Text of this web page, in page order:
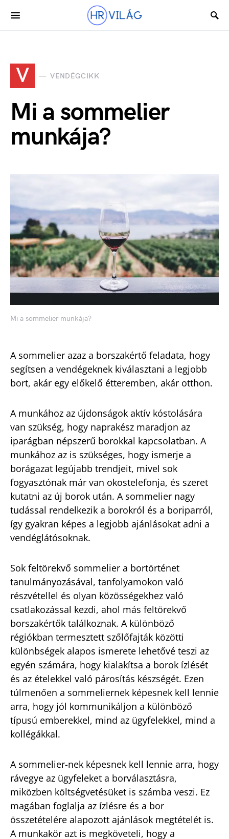
V VENDÉGCIKK
Mi a sommelier
munkája?
Mi a sommelier munkája?
A sommelier azaz a borszakértő feladata, hogy
segítsen a vendégeknek kiválasztani a legjobb
bort, akár egy előkelő étteremben, akár otthon.
A munkához az újdonságok aktív kóstolására
van szükség, hogy naprakész maradjon az
iparágban népszerű borokkal kapcsolatban. A
munkához az is szükséges, hogy ismerje a
borágazat legújabb trendjeit, mivel sok
fogyasztónak már van okostelefonja, és szeret
kutatni az új borok után. A sommelier nagy
tudással rendelkezik a borokról és a boriparról,
így gyakran képes a legjobb ajánlásokat adni a
vendéglátósoknak.
Sok feltörekvő sommelier a bortörténet
tanulmányozásával, tanfolyamokon való
részvétellel és olyan közösségekhez való
csatlakozással kezdi, ahol más feltörekvő
borszakértők találkoznak. A különböző
régiókban termesztett szőlőfajták közötti
különbségek alapos ismerete lehetővé teszi az
egyén számára, hogy kialakítsa a borok ízlését
és az ételekkel való párosítás készségét. Ezen
túlmenően a sommeliernek képesnek kell lennie
arra, hogy jól kommunikáljon a különböző
típusú emberekkel, mind az ügyfelekkel, mind a
kollégákkal.
A sommelier-nek képesnek kell lennie arra, hogy
rávegye az ügyfeleket a borválasztásra,
miközben költségvetésüket is számba veszi. Ez
magában foglalja az ízlésre és a bor
összetételére alapozott ajánlások megtételét is.
A munkakör azt is megköveteli, hogy a